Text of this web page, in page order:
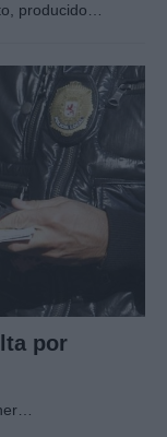
producido…
por